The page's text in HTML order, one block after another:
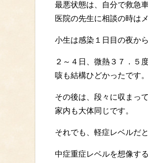
最悪状態は、自分で救急
医院の先生に相談の時は
小生は感染１日目の夜か
２～４日、微熱３７．５
咳も結構ひどかったです。
その後は、段々に収まっ
家内も大体同じです。
それでも、軽症レベルだ
中症重症レベルを想像す